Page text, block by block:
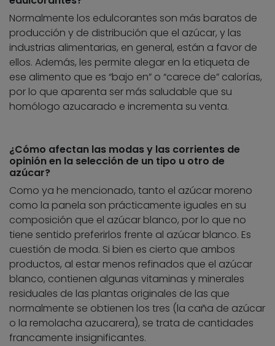
Normalmente los edulcorantes son más baratos de
producción y de distribución que el azúcar, y las
industrias alimentarias, en general, están a favor de
ellos. Además, les permite alegar en la etiqueta de
ese alimento que es “bajo en” o “carece de” calorías,
por lo que aparenta ser más saludable que su
homólogo azucarado e incrementa su venta.
¿Cómo afectan las modas y las corrientes de
opinión en la selección de un tipo u otro de
azúcar?
Como ya he mencionado, tanto el azúcar moreno
como la panela son prácticamente iguales en su
composición que el azúcar blanco, por lo que no
tiene sentido preferirlos frente al azúcar blanco. Es
cuestión de moda. Si bien es cierto que ambos
productos, al estar menos refinados que el azúcar
blanco, contienen algunas vitaminas y minerales
residuales de las plantas originales de las que
normalmente se obtienen los tres (la caña de azúcar
o la remolacha azucarera), se trata de cantidades
francamente insignificantes.